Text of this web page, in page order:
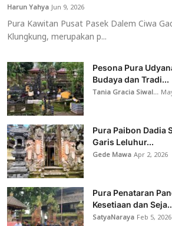
Harun YahyaJun 9, 2026
Pura Kawitan Pusat Pasek Dalem Ciwa
Klungkung, merupakan p...
Pesona Pura
Budaya dan Tradi...
Tania Gracia Siwal...
Pura Paibon Dadia
Garis Leluhur...
Gede MawaApr 2, 2026
Pura Penataran
Kesetiaan dan
SatyaNaraya Feb 5, 2026